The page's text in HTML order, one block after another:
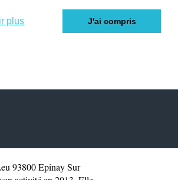
plus J'ai compris
93800 Epinay Sur